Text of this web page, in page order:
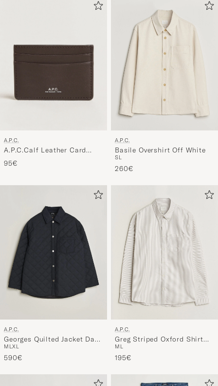
A.P.C.
A.P.C.Calf Leather Card
HolderDark Brown
95€
A.P.C.
Basile Overshirt Off White
SL
260€
A.P.C.
Georges Quilted Jacket Dark
Navy
M LXL
590€
A.P.C.
Greg Striped Oxford Shirt
Beige/White
M L
195€